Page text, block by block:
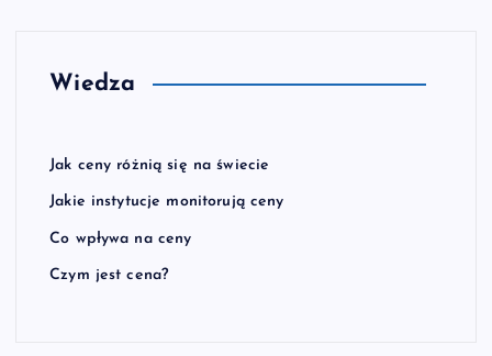
Wiedza
Jak ceny różnią się na świecie
Jakie instytucje monitorują ceny
Co wpływa na ceny
Czym jest cena?